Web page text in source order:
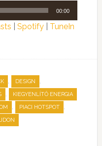
00:00
Spotify| TuneIn
, DESIGN ,
, KIEGYENLÍTŐ ENERGIA
, PIACI HOTSPOT ,